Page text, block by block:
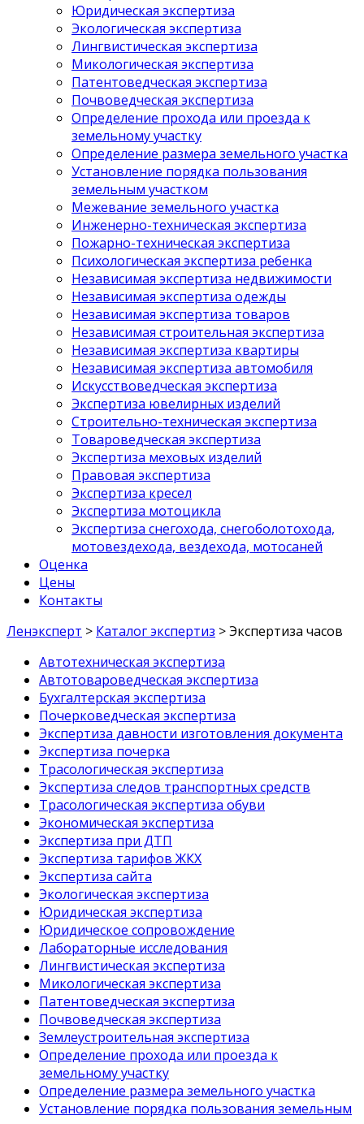
Юридическая экспертиза
Экологическая экспертиза
Лингвистическая экспертиза
Микологическая экспертиза
Патентоведческая экспертиза
Почвоведческая экспертиза
Определение прохода или проезда к
земельному участку
Определение размера земельного участка
Установление порядка пользования
земельным участком
Межевание земельного участка
Инженерно-техническая экспертиза
Пожарно-техническая экспертиза
Психологическая экспертиза ребенка
Независимая экспертиза недвижимости
Независимая экспертиза одежды
Независимая экспертиза товаров
Независимая строительная экспертиза
Независимая экспертиза квартиры
Независимая экспертиза автомобиля
Искусствоведческая экспертиза
Экспертиза ювелирных изделий
Строительно-техническая экспертиза
Товароведческая экспертиза
Экспертиза меховых изделий
Правовая экспертиза
Экспертиза кресел
Экспертиза мотоцикла
Экспертиза снегохода, снегоболотохода,
мотовездехода, вездехода, мотосаней
Оценка
Цены
Контакты
Ленэксперт > Каталог экспертиз >Экспертиза часов
Автотехническая экспертиза
Автотовароведческая экспертиза
Бухгалтерская экспертиза
Почерковедческая экспертиза
Экспертиза давности изготовления документа
Экспертиза почерка
Трасологическая экспертиза
Экспертиза следов транспортных средств
Трасологическая экспертиза обуви
Экономическая экспертиза
Экспертиза при ДТП
Экспертиза тарифов ЖКХ
Экспертиза сайта
Экологическая экспертиза
Юридическая экспертиза
Юридическое сопровождение
Лабораторные исследования
Лингвистическая экспертиза
Микологическая экспертиза
Патентоведческая экспертиза
Почвоведческая экспертиза
Землеустроительная экспертиза
Определение прохода или проезда к
земельному участку
Определение размера земельного участка
Установление порядка пользования земельным